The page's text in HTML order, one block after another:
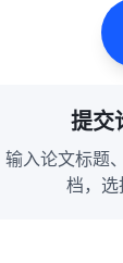
提交
输入论文标题
档，选